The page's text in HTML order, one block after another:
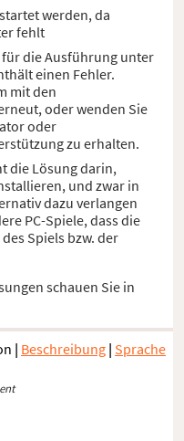
werden, da
fehlt
die Ausführung unter
einen Fehler.
mit den
oder wenden Sie
oder
zu erhalten.
die Lösung darin,
und zwar in
dazu verlangen
PC-Spiele, dass die
Spiels bzw. der
schauen Sie in
| Beschreibung | Sprache